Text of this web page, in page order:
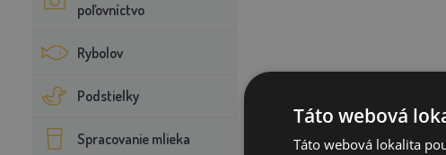
poľovníctvo
Rybolov
Podstielky
Spracovanie mlieka
Táto webová
Táto webová lokalita